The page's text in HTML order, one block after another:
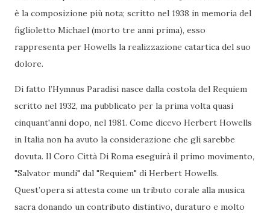
è la composizione più nota; scritto nel 1938 in memoria del
figlioletto Michael (morto tre anni prima), esso
rappresenta per Howells la realizzazione catartica del suo
dolore.
Di fatto l’Hymnus Paradisi nasce dalla costola del Requiem
scritto nel 1932, ma pubblicato per la prima volta quasi
cinquant'anni dopo, nel 1981. Come dicevo Herbert Howells
in Italia non ha avuto la considerazione che gli sarebbe
dovuta. Il Coro Città Di Roma eseguirà il primo movimento,
"Salvator mundi" dal "Requiem" di Herbert Howells.
Quest’opera si attesta come un tributo corale alla musica
sacra donando un contributo distintivo, duraturo e molto